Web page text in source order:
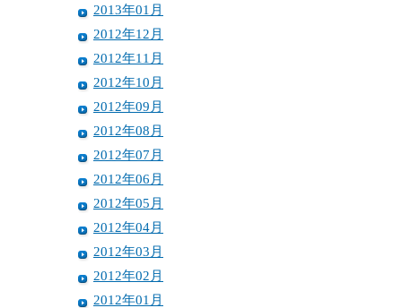
2013年01月
2012年12月
2012年11月
2012年10月
2012年09月
2012年08月
2012年07月
2012年06月
2012年05月
2012年04月
2012年03月
2012年02月
2012年01月